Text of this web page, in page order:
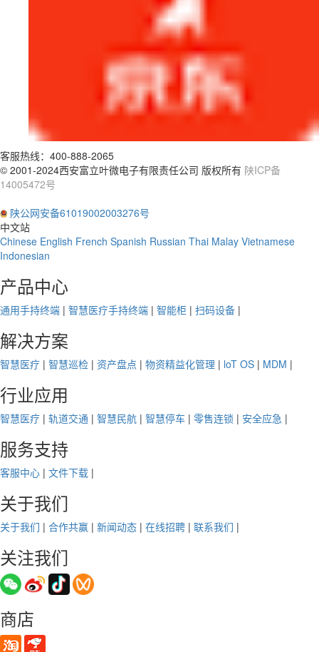
客服热线： 400-888-2065
© 2001-2024西安富立叶微电子有限责任公司 版权所有 陕ICP备
14005472号
陕公网安备61019002003276号
中文站
Chinese English French Spanish Russian Thai Malay Vietnamese
Indonesian
产品中心
通用手持终端 | 智慧医疗手持终端 | 智能柜 | 扫码设备 |
解决方案
智慧医疗 | 智慧巡检 | 资产盘点 | 物资精益化管理 | loT OS | MDM |
行业应用
智慧医疗 | 轨道交通 | 智慧民航 | 智慧停车 | 零售连锁 | 安全应急 |
服务支持
客服中心 | 文件下载 |
关于我们
关于我们 | 合作共赢 | 新闻动态 | 在线招聘 | 联系我们 |
关注我们
商店